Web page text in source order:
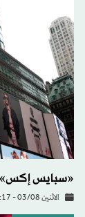
«سبايس إكس»
الاثنين 03/08 - 14:17